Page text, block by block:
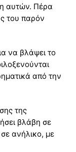
αυτών. Πέρα
του παρόν
να βλάψει το
από την
της
βλάβη σε
ανήλικο, με